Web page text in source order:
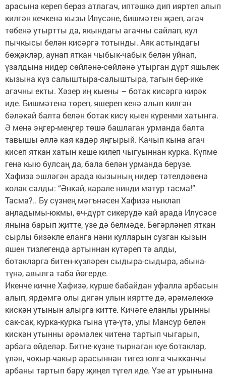
арасына кереп бераз атлагач, иптәшкә дип ияртеп алып
килгән кечкенә кызы Илүсәне, бишмәтен җәеп, агач
төбенә утыртты да, якындагы агачны сайлап, кул
пычкысы белән кисәргә тотынды. Аяк астындагы
бөҗәкләр, аунап яткан чыбык-чабык белән уйнап,
үзалдына нидер сөйләнә-сөйләнә утырган дүрт яшьлек
кызына күз салыштыра-салыштыра, тагын бер-ике
агачны екты. Хәзер иң кыены – ботак кисәргә кирәк
иде. Бишмәтенә төреп, яшереп кенә алып килгән
бәләкәй балта белән ботак кисү кыен күренми хатынга.
Ә менә эңгер-меңгер төшә башлаган урманда балта
тавышы әллә кая кадәр яңгырый. Качып кына агач
кисеп яткан хатын кеше килеп чыгуыннан курка. Күпме
генә кыю булсаң да, бала белән урманда берүзе.
Хафизә эшләгән арада кызының нидер тәтелдәвенә
колак салды: “Әнкәй, карале нинди матур тасма!”
Тасма?.. Бу сүзнең мәгънәсен Хафизә ныклап
аңладымы-юкмы, өч-дүрт сикерүдә кай арада Илүсәсе
янына барып җитте, үзе дә белмәде. Бөгәрләнеп яткан
сырлы бизәкле еланга нәни кулларын сузган кызын
яшен тизлегендә артыннан күтәреп тә алды,
ботакларга битен-күзләрен сыдыра-сыдыра, абына-
түнә, авылга таба йөгерде.
Икенче кичне Хафизә, күрше бабайдан уфалла арбасын
алып, ярдәмгә олы дигән улын ияртте дә, әрәмәлеккә
кискән утынын алырга китте. Кичәге еланлы урынны
сак-сак, курка-курка гына үтә-үтә, улы Мансур белән
кискән утынны әрәмәлек читенә тартып чыгарып,
арбага өйделәр. Битне-күзне тырнаган куе ботаклар,
үлән, чокыр-чакыр арасыннан тигез юлга чыкканчы
арбаны тартып бару җиңел түгел иде. Үзе ат урынына